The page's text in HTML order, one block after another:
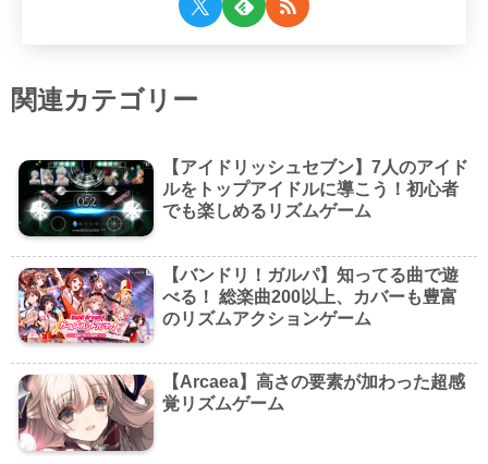
関連カテゴリー
【アイドリッシュセブン】7人のアイド
ルをトップアイドルに導こう！初心者
でも楽しめるリズムゲーム
【バンドリ！ガルパ】知ってる曲で遊
べる！ 総楽曲200以上、カバーも豊富
のリズムアクションゲーム
【Arcaea】高さの要素が加わった超感
覚リズムゲーム